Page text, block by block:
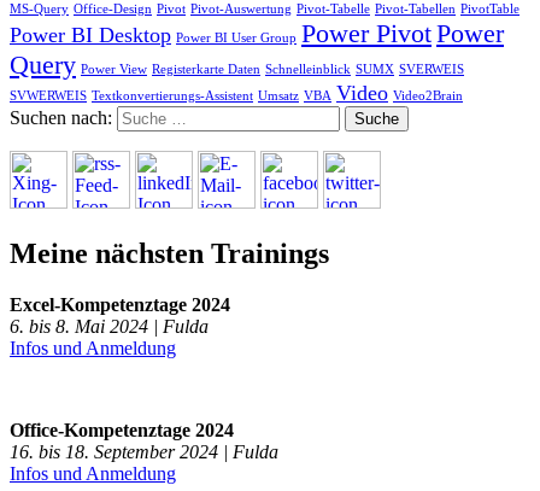
MS-Query Office-Design Pivot Pivot-Auswertung Pivot-Tabelle Pivot-Tabellen PivotTable
Power BI Desktop Power BI User Group Power PivotPower
Query Power View Registerkarte Daten Schnelleinblick SUMX SVERWEIS
SVWERWEIS Textkonvertierungs-Assistent Umsatz VBA Video Video2Brain
Suchen nach:
Meine nächsten Trainings
Excel-Kompetenztage 2024
6. bis 8. Mai 2024 | Fulda
Infos und Anmeldung
Office-Kompetenztage 2024
16. bis 18. September 2024 | Fulda
Infos und Anmeldung